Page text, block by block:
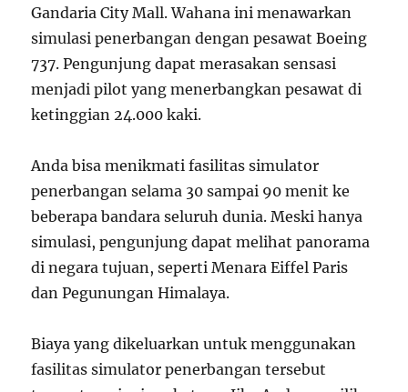
Gandaria City Mall. Wahana ini menawarkan
simulasi penerbangan dengan pesawat Boeing
737. Pengunjung dapat merasakan sensasi
menjadi pilot yang menerbangkan pesawat di
ketinggian 24.000 kaki.
Anda bisa menikmati fasilitas simulator
penerbangan selama 30 sampai 90 menit ke
beberapa bandara seluruh dunia. Meski hanya
simulasi, pengunjung dapat melihat panorama
di negara tujuan, seperti Menara Eiffel Paris
dan Pegunungan Himalaya.
Biaya yang dikeluarkan untuk menggunakan
fasilitas simulator penerbangan tersebut